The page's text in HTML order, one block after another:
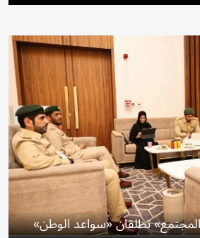
تطلقان «سواعد الوطن»